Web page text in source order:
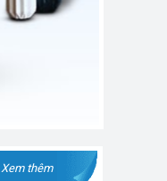
Xem thêm